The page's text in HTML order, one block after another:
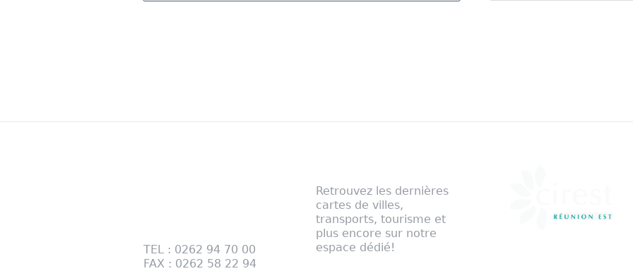
TEL : 0262 94 70 00
FAX : 0262 58 22 94
Retrouvez les dernières
cartes de villes,
transports, tourisme et
plus encore sur notre
espace dédié!